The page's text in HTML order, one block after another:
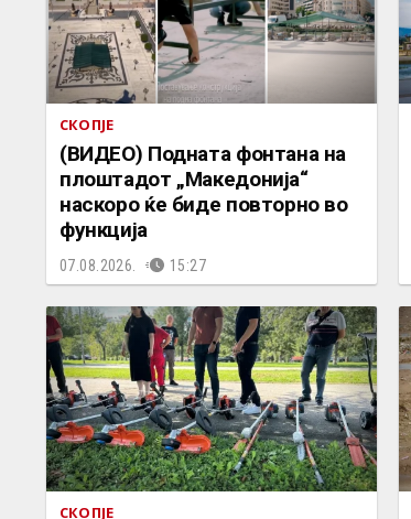
СКОПЈЕ
(ВИДЕО) Подната фонтана на
плоштадот „Македонија“
наскоро ќе биде повторно во
функција
07.08.2026. 15:27
СКОПЈЕ